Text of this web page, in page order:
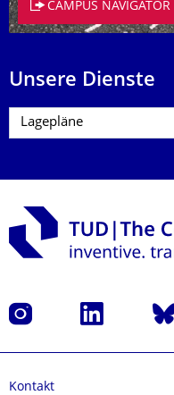
CAMPUS NAVIGATOR
Unsere Dienste
Instagram LinkedIn
Kontakt